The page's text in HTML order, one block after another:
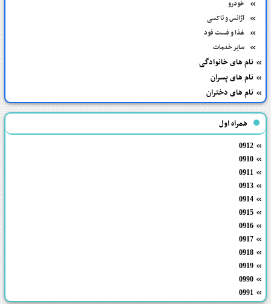
خودرو
آژانس و تاکسی
غذا و فست فود
سایر خدمات
نام های خانوادگی
نام های پسران
نام های دختران
همراه اول
0912
0910
0911
0913
0914
0915
0916
0917
0918
0919
0990
0991